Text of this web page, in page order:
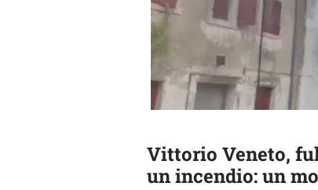
Vittorio Veneto,
un incendio: un